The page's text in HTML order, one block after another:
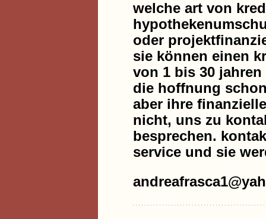
welche art von
oder
sie können einen
von 1 bis 30
die hoffnung
aber ihre
nicht, uns zu
besprechen.
service und sie